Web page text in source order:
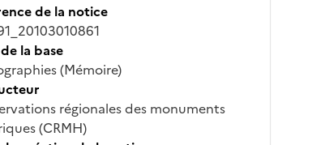
de la notice
la base
(Mémoire)
régionales des monuments
(CRMH)